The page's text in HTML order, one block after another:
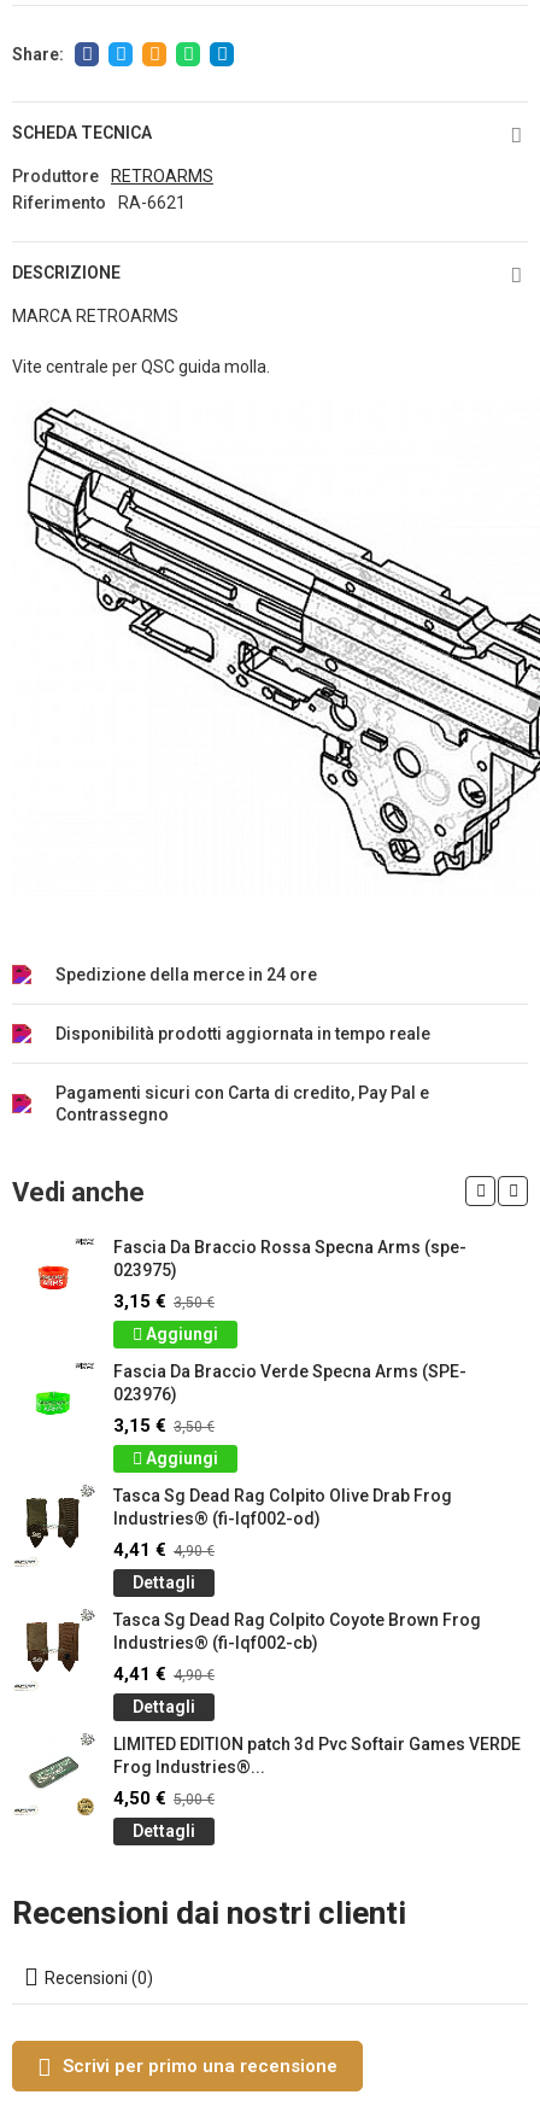
SCHEDA TECNICA
Produttore
RETROARMS
Riferimento
RA-6621
DESCRIZIONE
MARCA RETROARMS
Vite centrale per QSC guida molla.
Spedizione della merce in 24 ore
Disponibilità prodotti aggiornata in tempo reale
Pagamenti sicuri con Carta di credito, Pay Pal e
Contrassegno
Vedi anche
Fascia Da Braccio Rossa Specna Arms (spe-
023975)
3,15 € 3,50 €
Aggiungi
Fascia Da Braccio Verde Specna Arms (SPE-
023976)
3,15 € 3,50 €
Aggiungi
Tasca Sg Dead Rag Colpito Olive Drab Frog
Industries® (fi-lqf002-od)
4,41 € 4,90 €
Dettagli
Tasca Sg Dead Rag Colpito Coyote Brown Frog
Industries® (fi-lqf002-cb)
4,41 € 4,90 €
Dettagli
LIMITED EDITION patch 3d Pvc Softair Games VERDE
Frog Industries®...
4,50 € 5,00 €
Dettagli
Recensioni dai nostri clienti
Recensioni (0)
Scrivi per primo una recensione